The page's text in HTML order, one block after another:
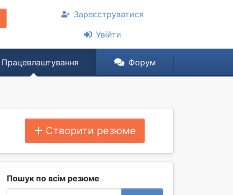
Зареєструватися
Увійти
Працевлаштування Форум
Створити резюме
Пошук по всім резюме